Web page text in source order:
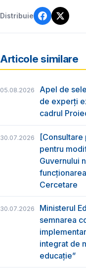
Distribuie
Articole similare
05.08.2026
Apel de
de experți
cadrul
30.07.2026
[Consultare
pentru
Guvernului
Cercetare
30.07.2026
Ministerul
semnarea
integrat de
educație”